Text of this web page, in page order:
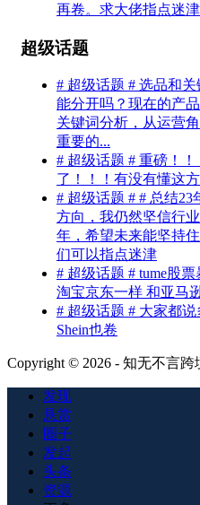
再卷。求大佬指点迷津
超级话题
# 超级话题 # 选品和
能分开吗？现在的产
关键词分析，从运营
重要的...
# 超级话题 # 重磅！
了！！！有没有懂这
# 超级话题 # # 总结23
方向，我仍然坚信行
年，希望未来能坚持
们可以指点迷津
# 超级话题 # tume股
淘宝京东一样 和亚马
# 超级话题 # 大家都
Shein也卷
Copyright © 2026 - 知无不言跨
发现
悬赏
圈子
发起
头条
资源